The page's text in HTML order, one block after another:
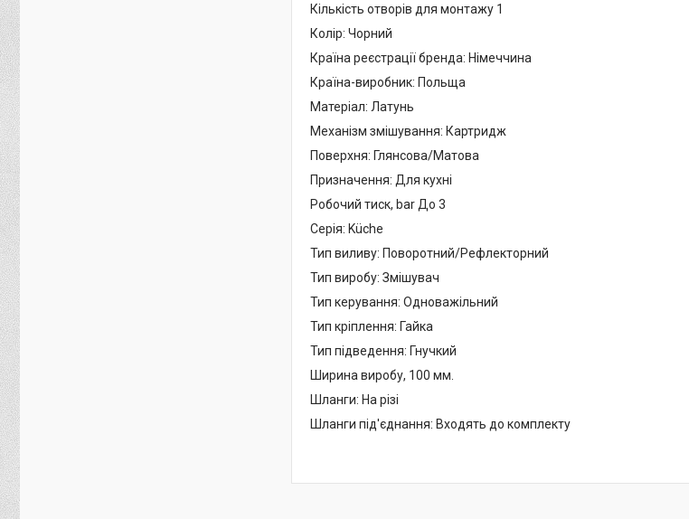
Кількість отворів для монтажу 1
Колір: Чорний
Країна реєстрації бренда: Німеччина
Країна-виробник: Польща
Матеріал: Латунь
Механізм змішування: Картридж
Поверхня: Глянсова/Матова
Призначення: Для кухні
Робочий тиск, bar До 3
Серія: Küche
Тип виливу: Поворотний/Рефлекторний
Тип виробу: Змішувач
Тип керування: Одноважільний
Тип кріплення: Гайка
Тип підведення: Гнучкий
Ширина виробу, 100 мм.
Шланги: На різі
Шланги під'єднання: Входять до комплекту